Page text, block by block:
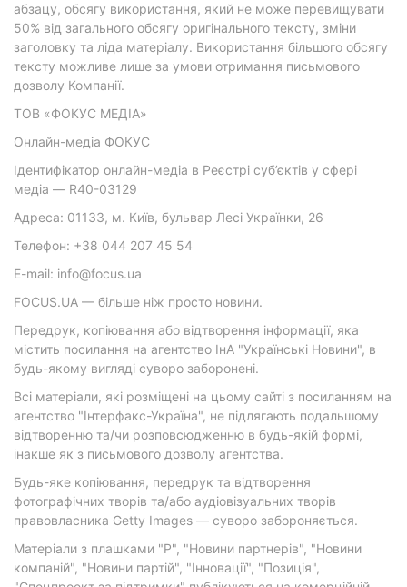
абзацу, обсягу використання, який не може перевищувати
50% від загального обсягу оригінального тексту, зміни
заголовку та ліда матеріалу. Використання більшого обсягу
тексту можливе лише за умови отримання письмового
дозволу Компанії.
ТОВ «ФОКУС МЕДІА»
Онлайн-медіа ФОКУС
Ідентифікатор онлайн-медіа в Реєстрі суб’єктів у сфері
медіа — R40-03129
Адреса: 01133, м. Київ, бульвар Лесі Українки, 26
Телефон: +38 044 207 45 54
E-mail: info@focus.ua
FOCUS.UA — більше ніж просто новини.
Передрук, копіювання або відтворення інформації, яка
містить посилання на агентство ІнА "Українські Новини", в
будь-якому вигляді суворо заборонені.
Всі матеріали, які розміщені на цьому сайті з посиланням на
агентство "Інтерфакс-Україна", не підлягають подальшому
відтворенню та/чи розповсюдженню в будь-якій формі,
інакше як з письмового дозволу агентства.
Будь-яке копіювання, передрук та відтворення
фотографічних творів та/або аудіовізуальних творів
правовласника Getty Images — суворо забороняється.
Матеріали з плашками "Р", "Новини партнерів", "Новини
компаній", "Новини партій", "Інновації", "Позиція",